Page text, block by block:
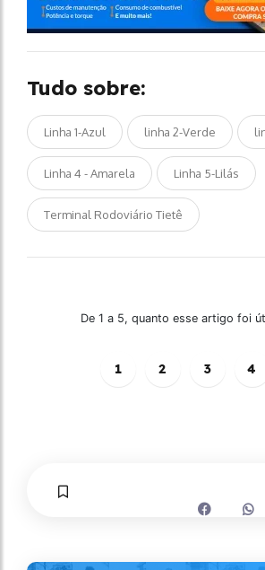
Tudo sobre:
Linha 1-Azul linha 2-Verde
Linha 4 - Amarela Linha 5-Lilás
Terminal Rodoviário Tietê
De 1 a 5, quanto esse artigo foi
1 2 3 4